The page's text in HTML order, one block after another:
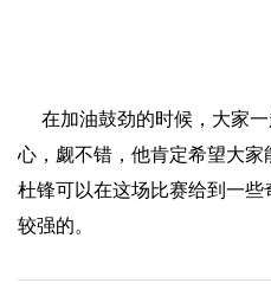
在加油鼓劲的时候，大家
心，觑不错，他肯定希望大
杜锋可以在这场比赛给到一
较强的。